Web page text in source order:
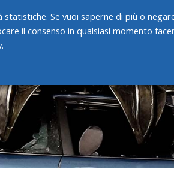
HOME CHI SIAMO
Se vuoi saperne di più o
il consenso in qualsiasi momento